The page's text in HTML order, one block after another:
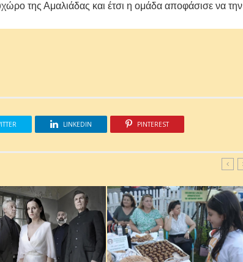
της Αμαλιάδας και έτσι η ομάδα αποφάσισε να την
LINKEDIN PINTEREST